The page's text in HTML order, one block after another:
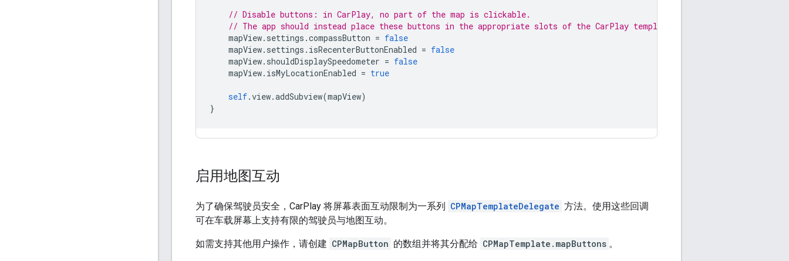
// Disable buttons: in CarPlay, no part of the map is clickable.
// The app should instead place these buttons in the appropriate slots of the CarPlay template.
mapView. settings .compassButton = false
mapView. settings . isRecenterButtonEnabled = false
mapView. shouldDisplaySpeedometer = false
mapView. isMyLocationEnabled = true
self.view.addSubview(mapView)
}
启用地图互动
为了确保驾驶员安全，CarPlay 将屏幕表面互动限制为一系列 CPMapTemplateDelegate 方法。使用这些回调
可在车载屏幕上支持有限的驾驶员与地图互动。
如需支持其他用户操作，请创建 CPMapButton 的数组并将其分配给 CPMapTemplate.mapButtons 。